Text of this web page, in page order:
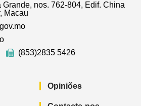
nos. 762-804, Edif. China
Macau
(853)2835 5426
Opiniões